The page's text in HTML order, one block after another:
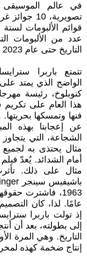
تصويرية،
قوائم الألبومات لستة
عدد من الألبومات
التاريخ حتى عام 2023 .
تتمتع باربرا
الواضح الذي يمتد
كنوبلوخ، رئيسة
هذا العام على
فنها وتمسكها
عن إعجابنا بهذه
الشجاعة، التي
مثال يحتذى به لجميع
مثال على ذلك.
عامًا. لذا، كان
إذ تولت باربرا
إلى بطولته، بعد أن
التاريخ. وهي المرة
إنتاج ضخمة كهذه